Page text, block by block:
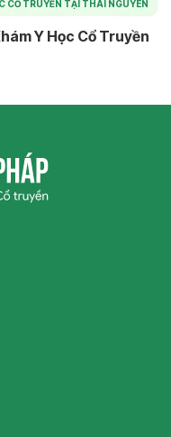
CỔ TRUYỀN TẠI THÁI NGUYÊN
Y Học Cổ Truyền